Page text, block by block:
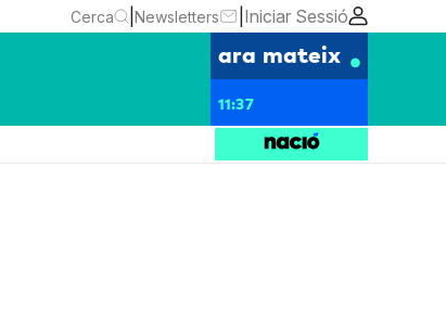
Cerca Newsletters Iniciar Sessió
ara mateix
11:37